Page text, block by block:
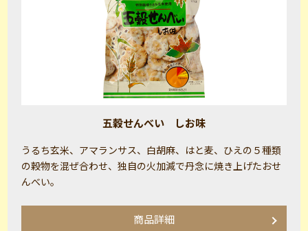
五穀せんべい しお味
うるち玄米、アマランサス、白胡麻、はと麦、ひえの５種類
の穀物を混ぜ合わせ、独自の火加減で丹念に焼き上げたおせ
んべい。
商品詳細